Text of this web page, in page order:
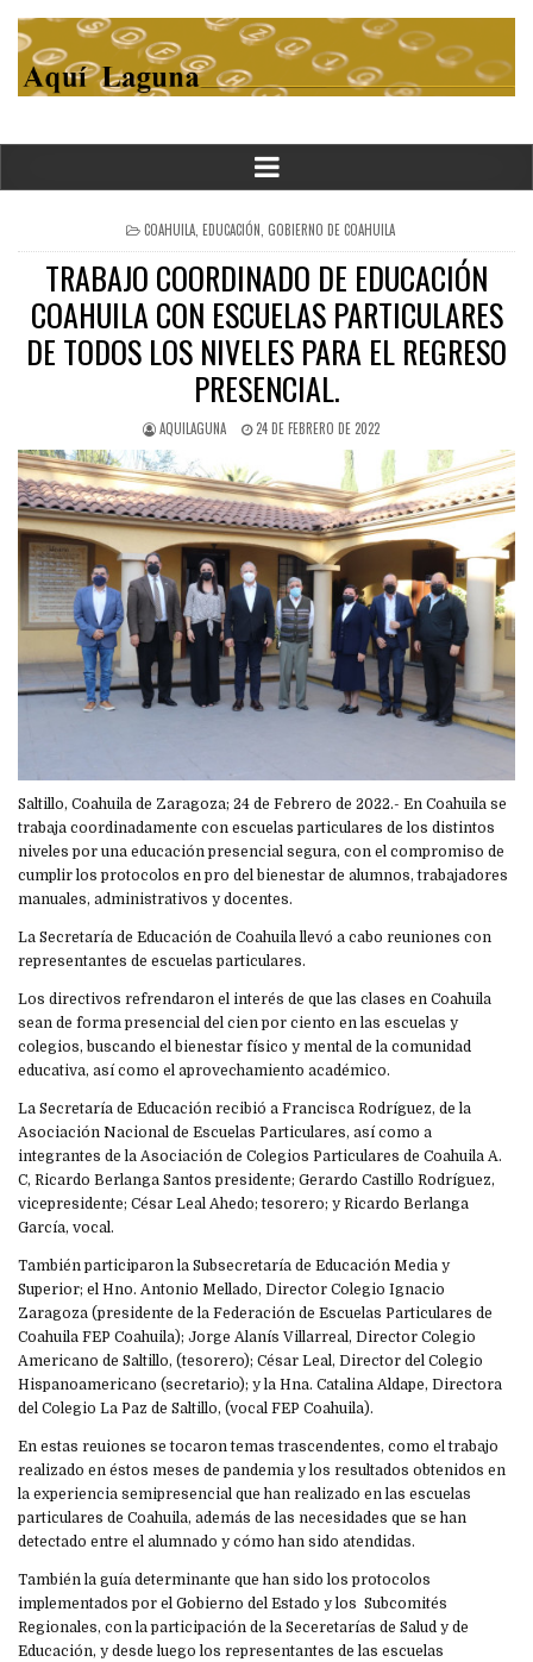
POSTED
IN
COAHUILA EDUCACIÓN GOBIERNO DE COAHUILA
TRABAJO COORDINADO DE EDUCACIÓN
COAHUILA CON ESCUELAS PARTICULARES
DE TODOS LOS NIVELES PARA EL REGRESO
PRESENCIAL.
AQUILAGUNA 24 DE FEBRERO DE 2022
Saltillo, Coahuila de Zaragoza; 24 de Febrero de 2022.- En Coahuila se
trabaja coordinadamente con escuelas particulares de los distintos
niveles por una educación presencial segura, con el compromiso de
cumplir los protocolos en pro del bienestar de alumnos, trabajadores
manuales, administrativos y docentes.
La Secretaría de Educación de Coahuila llevó a cabo reuniones con
representantes de escuelas particulares.
Los directivos refrendaron el interés de que las clases en Coahuila
sean de forma presencial del cien por ciento en las escuelas y
colegios, buscando el bienestar físico y mental de la comunidad
educativa, así como el aprovechamiento académico.
La Secretaría de Educación recibió a Francisca Rodríguez, de la
Asociación Nacional de Escuelas Particulares, así como a
integrantes de la Asociación de Colegios Particulares de Coahuila A.
C, Ricardo Berlanga Santos presidente; Gerardo Castillo Rodríguez,
vicepresidente; César Leal Ahedo; tesorero; y Ricardo Berlanga
García, vocal.
También participaron la Subsecretaría de Educación Media y
Superior; el Hno. Antonio Mellado, Director Colegio Ignacio
Zaragoza (presidente de la Federación de Escuelas Particulares de
Coahuila FEP Coahuila); Jorge Alanís Villarreal, Director Colegio
Americano de Saltillo, (tesorero); César Leal, Director del Colegio
Hispanoamericano (secretario); y la Hna. Catalina Aldape, Directora
del Colegio La Paz de Saltillo, (vocal FEP Coahuila).
En estas reuiones se tocaron temas trascendentes, como el trabajo
realizado en éstos meses de pandemia y los resultados obtenidos en
la experiencia semipresencial que han realizado en las escuelas
particulares de Coahuila, además de las necesidades que se han
detectado entre el alumnado y cómo han sido atendidas.
También la guía determinante que han sido los protocolos
implementados por el Gobierno del Estado y los Subcomités
Regionales, con la participación de la Seceretarías de Salud y de
Educación, y desde luego los representantes de las escuelas